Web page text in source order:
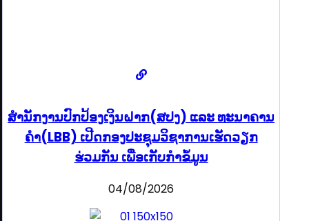
ສຳນັກງານປົກປ້ອງເງິນຝາກ(ສປງ) ແລະ ທະນາຄານ
ຄຳ(LBB) ເປີດກອງປະຊຸມວິຊາການເຮັດວຽກ
ຮ່ວມກັນ ເພື່ອເກັບກຳຂໍ້ມູນ
04/08/2026